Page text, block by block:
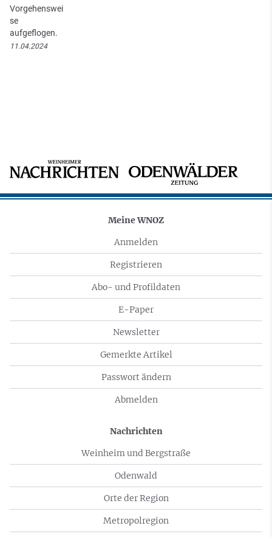
Vorgehenswei
se
aufgeflogen.
11.04.2024
Meine WNOZ
Anmelden
Registrieren
Abo- und Profildaten
E-Paper
Newsletter
Gemerkte Artikel
Passwort ändern
Abmelden
Nachrichten
Weinheim und Bergstraße
Odenwald
Orte der Region
Metropolregion